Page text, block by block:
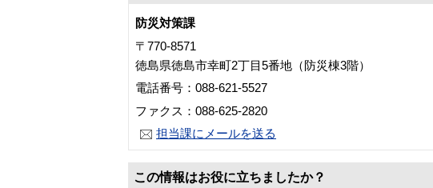
防災対策課
〒770-8571
徳島県徳島市幸町2丁目5番地（防災棟3階）
電話番号：088-621-5527
ファクス：088-625-2820
担当課にメールを送る
この情報はお役に立ちましたか？